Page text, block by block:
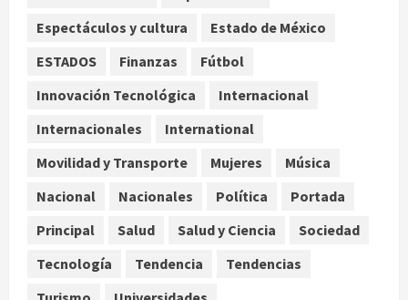
agosto 6, 2026
4
¿Sería posible saber si una
consciencia?
agosto 6, 2026
León XIV no visitará México en su
gira por América Latina
Espectáculos y cultura
Estado de México
ESTADOS
Finanzas
Fútbol
Innovación Tecnológica
Internacional
Internacionales
International
Movilidad y Transporte
Mujeres
Música
Nacional
Nacionales Política
Portada
Principal
Salud Salud y Ciencia
Sociedad
Tecnología
Tendencia
Tendencias